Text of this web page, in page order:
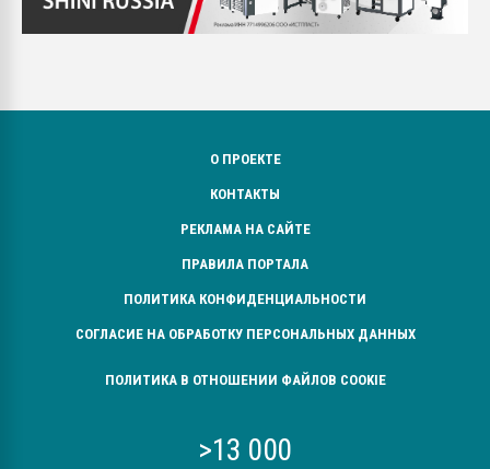
О ПРОЕКТЕ
КОНТАКТЫ
РЕКЛАМА НА САЙТЕ
ПРАВИЛА ПОРТАЛА
ПОЛИТИКА КОНФИДЕНЦИАЛЬНОСТИ
СОГЛАСИЕ НА ОБРАБОТКУ ПЕРСОНАЛЬНЫХ ДАННЫХ
ПОЛИТИКА В ОТНОШЕНИИ ФАЙЛОВ COOKIE
>13 000